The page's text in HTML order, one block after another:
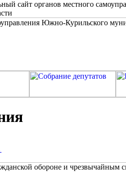
сайт органов местного
обороне и чрезвычайным